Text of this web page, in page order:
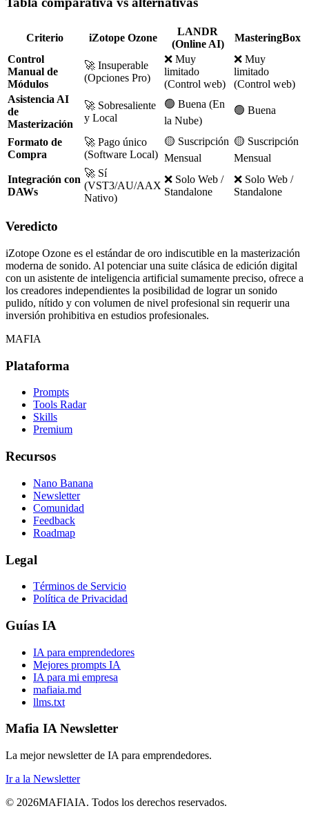
Criterio iZotope Ozone
LANDR
(Online AI)
MasteringBox
Control
Manual de
Módulos
🚀 Insuperable
(Opciones Pro)
❌ Muy
limitado
(Control web)
❌ Muy
limitado
(Control web)
Asistencia AI
de
Masterización
🚀 Sobresaliente
y Local
🟢 Buena (En
la Nube)
🟢 Buena
Formato de
Compra
🚀 Pago único
(Software Local)
🟡 Suscripción
Mensual
🟡 Suscripción
Mensual
Integración con
DAWs
🚀 Sí
(VST3/AU/AAX
Nativo)
❌ Solo Web /
Standalone
❌ Solo Web /
Standalone
Veredicto
iZotope Ozone es el estándar de oro indiscutible en la masterización
moderna de sonido. Al potenciar una suite clásica de edición digital
con un asistente de inteligencia artificial sumamente preciso, ofrece a
los creadores independientes la posibilidad de lograr un sonido
pulido, nítido y con volumen de nivel profesional sin requerir una
inversión prohibitiva en estudios profesionales.
MAFIA
Plataforma
Prompts
Tools Radar
Skills
Premium
Recursos
Nano Banana
Newsletter
Comunidad
Feedback
Roadmap
Legal
Términos de Servicio
Política de Privacidad
Guías IA
IA para emprendedores
Mejores prompts IA
IA para mi empresa
mafiaia.md
llms.txt
Mafia IA Newsletter
La mejor newsletter de IA para emprendedores.
Ir a la Newsletter
© 2026MAFIAIA. Todos los derechos reservados.